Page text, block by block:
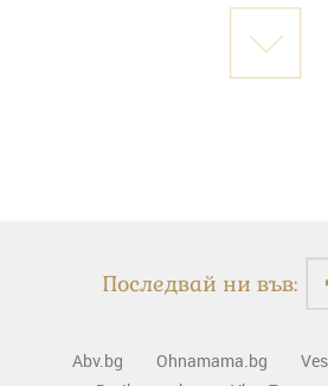
Последвай ни във:
Abv.bg Ohnamama.bg